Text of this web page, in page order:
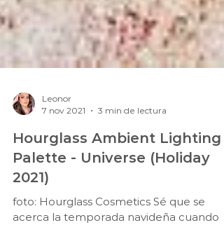
Leonor
7 nov 2021
Hourglass Ambient Lighting
Palette - Universe (Holiday